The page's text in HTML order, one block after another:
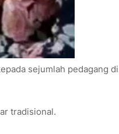
sejumlah pedagang di
tradisional.